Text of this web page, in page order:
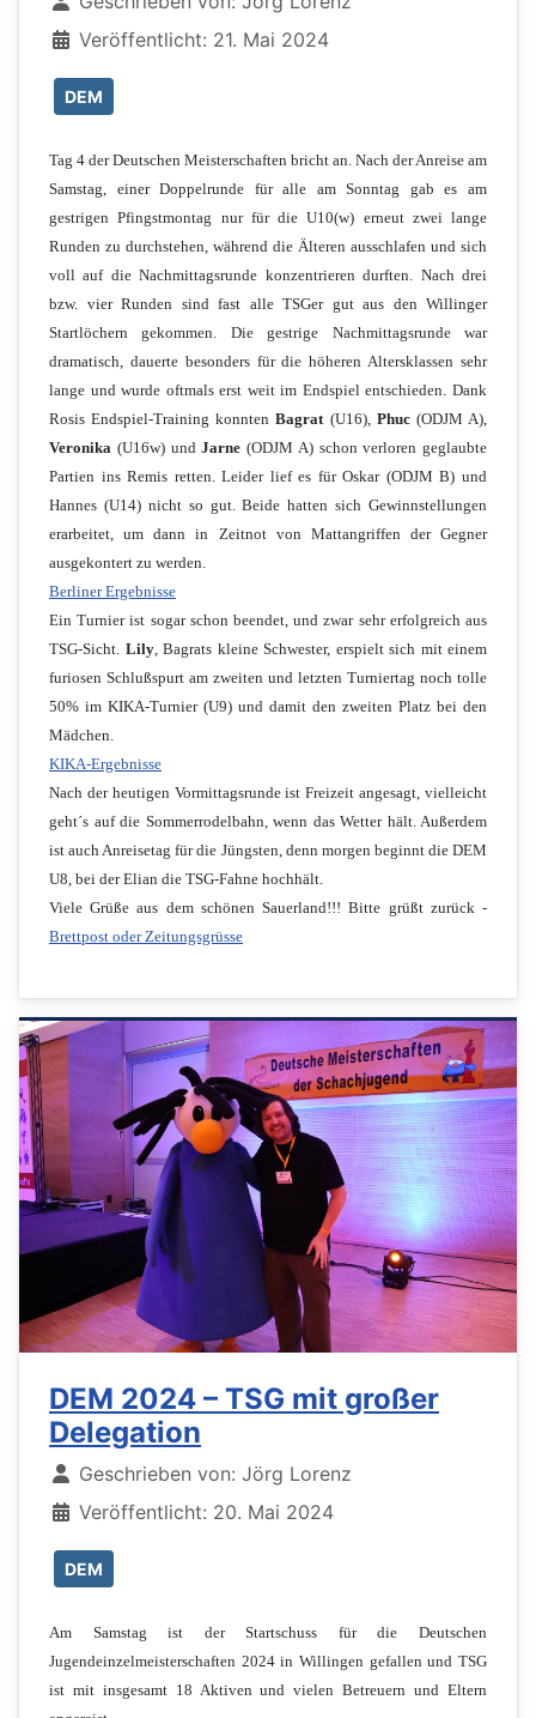
Veröffentlicht: 21. Mai 2024
DEM
Tag 4 der Deutschen Meisterschaften bricht an. Nach der Anreise am
Samstag, einer Doppelrunde für alle am Sonntag gab es am
gestrigen Pfingstmontag nur für die U10(w) erneut zwei lange
Runden zu durchstehen, während die Älteren ausschlafen und sich
voll auf die Nachmittagsrunde konzentrieren durften. Nach drei
bzw. vier Runden sind fast alle TSGer gut aus den Willinger
Startlöchern gekommen. Die gestrige Nachmittagsrunde war
dramatisch, dauerte besonders für die höheren Altersklassen sehr
lange und wurde oftmals erst weit im Endspiel entschieden. Dank
Rosis Endspiel-Training konntenBagrat (U16), Phuc(ODJM A),
Veronika (U16w) undJarne (ODJM A) schon verloren geglaubte
Partien ins Remis retten. Leider lief es für Oskar (ODJM B) und
Hannes (U14) nicht so gut. Beide hatten sich Gewinnstellungen
erarbeitet, um dann in Zeitnot von Mattangriffen der Gegner
ausgekontert zu werden.
Berliner Ergebnisse
Ein Turnier ist sogar schon beendet, und zwar sehr erfolgreich aus
TSG-Sicht. Lily, Bagrats kleine Schwester, erspielt sich mit einem
furiosen Schlußspurt am zweiten und letzten Turniertag noch tolle
50% im KIKA-Turnier (U9) und damit den zweiten Platz bei den
Mädchen.
KIKA-Ergebnisse
Nach der heutigen Vormittagsrunde ist Freizeit angesagt, vielleicht
geht´s auf die Sommerrodelbahn, wenn das Wetter hält. Außerdem
ist auch Anreisetag für die Jüngsten, denn morgen beginnt die DEM
U8, bei der Elian die TSG-Fahne hochhält.
Viele Grüße aus dem schönen Sauerland!!! Bitte grüßt zurück -
Brettpost oder Zeitungsgrüsse
DEM 2024 – TSG mit großer
Delegation
DetailsGeschrieben von: Jörg Lorenz
Veröffentlicht: 20. Mai 2024
DEM
Am Samstag ist der Startschuss für die Deutschen
Jugendeinzelmeisterschaften 2024 in Willingen gefallen und TSG
ist mit insgesamt 18 Aktiven und vielen Betreuern und Eltern